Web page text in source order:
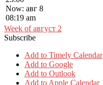
Now: авг 8
08:19 am
Week of август 2
Subscribe
Add to Timely Calendar
Add to Google
Add to Outlook
Add to Apple Calendar